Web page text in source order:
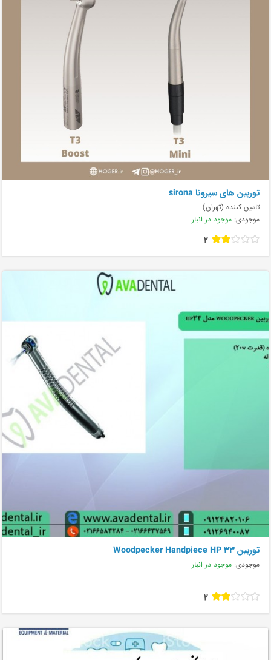
توربین های سیرونا sirona
تامین کننده (تهران)
موجودی: موجود در انبار
2
توربین Woodpecker Handpiece HP 33
موجودی: موجود در انبار
2